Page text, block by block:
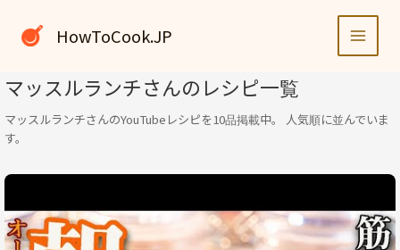
キ
ッ
プ
HowToCook.JP
マッスルランチさんのレシピ一覧
マッスルランチさんのYouTubeレシピを10品掲載中。 人気順に並んでいま
す。